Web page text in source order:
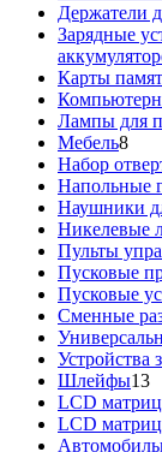
Держатели
Зарядные
Карты
Лампы для
Мебель88
Набор
Напольные
Наушники
Никелевые
Пульты
Пусковые
Пусковые
Сменные
Устройства
Шлейфы1313
LCD
LCD